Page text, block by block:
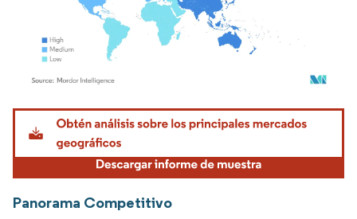
Imagen © Mordor Intelligence. El uso requiere atribución según CC BY 4.0.
Panorama Competitivo